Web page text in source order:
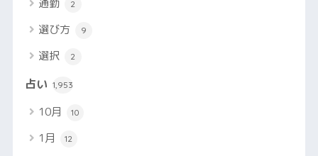
通勤 2
選び方 9
選択 2
占い 1,953
10月 10
1月 12